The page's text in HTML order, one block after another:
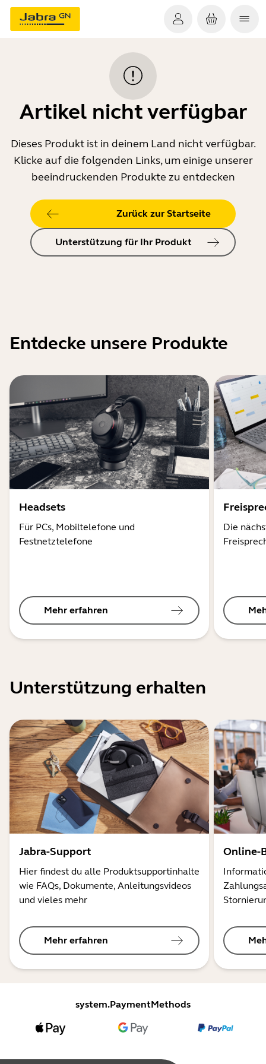
Artikel nicht verfügbar
Dieses Produkt ist in deinem Land nicht verfügbar.
Klicke auf die folgenden Links, um einige unserer
beeindruckenden Produkte zu entdecken
Zurück zur Startseite
Unterstützung für Ihr Produkt
Entdecke unsere Produkte
Headsets
Für PCs, Mobiltelefone und
Festnetztelefone
Mehr erfahren
Die
Unterstützung erhalten
Jabra-Support
Hier findest du alle Produktsupportinhalte
wie FAQs, Dokumente, Anleitungsvideos
und vieles mehr
Mehr erfahren
Online-
system.PaymentMethods